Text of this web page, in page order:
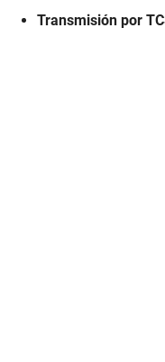
Transmisión por